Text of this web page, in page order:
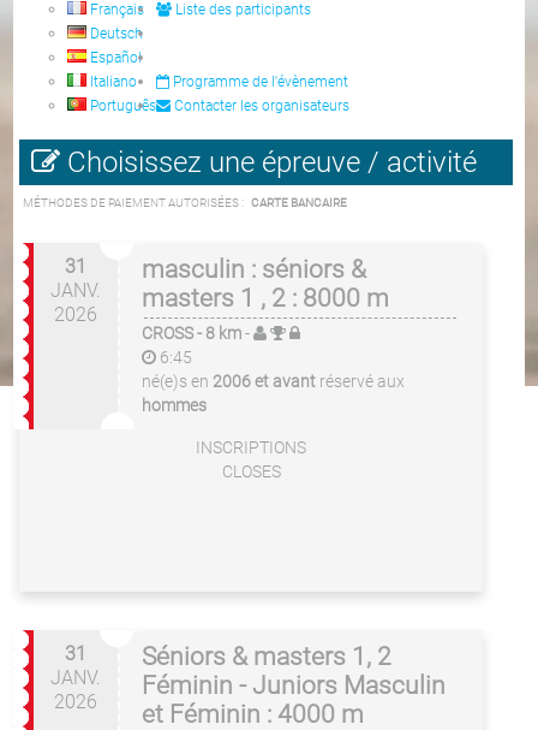
Français
Deutsch
Español
Italiano
Português
Liste des participants
Programme de l'évènement
Contacter les organisateurs
Choisissez une épreuve / activité
MÉTHODES DE PAIEMENT AUTORISÉES : CARTE BANCAIRE
31
JANV.
2026
masculin : séniors &
masters 1 , 2 : 8000 m
CROSS- 8 km-
6:45
né(e)s en 2006 et avant réservé aux
hommes
INSCRIPTIONS
CLOSES
31
JANV.
2026
Séniors & masters 1, 2
Féminin - Juniors Masculin
et Féminin : 4000 m